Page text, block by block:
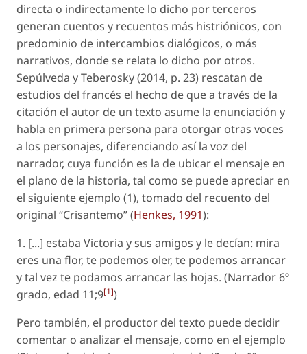
directa o indirectamente lo dicho por terceros
generan cuentos y recuentos más histriónicos, con
predominio de intercambios dialógicos, o más
narrativos, donde se relata lo dicho por otros.
Sepúlveda y Teberosky (2014, p. 23) rescatan de
estudios del francés el hecho de que a través de la
citación el autor de un texto asume la enunciación y
habla en primera persona para otorgar otras voces
a los personajes, diferenciando así la voz del
narrador, cuya función es la de ubicar el mensaje en
el plano de la historia, tal como se puede apreciar en
el siguiente ejemplo (1), tomado del recuento del
original “Crisantemo” (Henkes, 1991):
1. [...] estaba Victoria y sus amigos y le decían: mira
eres una flor, te podemos oler, te podemos arrancar
y tal vez te podamos arrancar las hojas. (Narrador 6º
grado, edad 11;9[1])
Pero también, el productor del texto puede decidir
comentar o analizar el mensaje, como en el ejemplo